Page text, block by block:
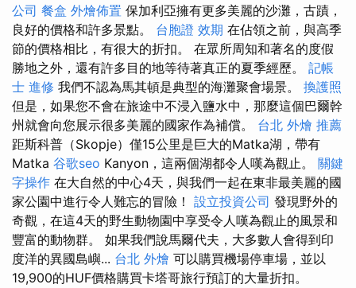
公司 餐盒 外燴佈置 保加利亞擁有更多美麗的沙灘，古蹟，
良好的價格和許多景點。 台胞證 效期 在佔領之前，與高季
節的價格相比，有很大的折扣。 在眾所周知和著名的度假
勝地之外，還有許多目的地等待著真正的夏季經歷。 記帳
士 進修 我們不認為馬其頓是典型的海灘聚會場景。 換護照
但是，如果您不會在旅途中不浸入鹽水中，那麼這個巴爾幹
州就會向您展示很多美麗的國家作為補償。 台北 外燴 推薦
距斯科普（Skopje）僅15公里是巨大的Matka湖，帶有
Matka 谷歌seo Kanyon，這兩個湖都令人嘆為觀止。 關鍵
字操作 在大自然的中心4天，與我們一起在東非最美麗的國
家公園中進行令人難忘的冒險！ 設立投資公司 發現野外的
奇觀，在這4天的野生動物園中享受令人嘆為觀止的風景和
豐富的動物群。 如果我們說馬爾代夫，大多數人會得到印
度洋的異國島嶼... 台北 外燴 可以購買機場停車場，並以
19,900的HUF價格購買卡塔哥旅行預訂的大量折扣。